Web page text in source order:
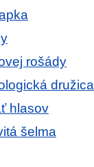
rošády
družica
hlasov
šelma